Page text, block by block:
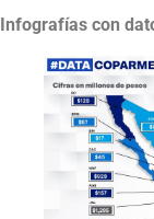
Infografías con